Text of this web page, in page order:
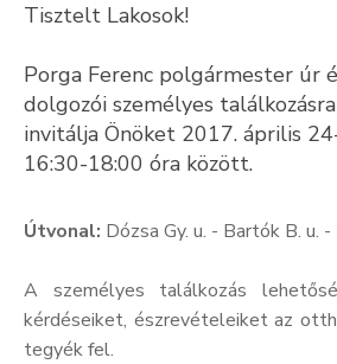
Fejlesztések
Média
Tisztelt Lakosok!
Porga Ferenc polgármester úr
dolgozói személyes
invitálja Önöket 2017. április
16:30-18:00 óra között.
Útvonal: Dózsa Gy. u. - Bartók B. u. -
A személyes találkozás
kérdéseiket, észrevételeiket az
tegyék fel.